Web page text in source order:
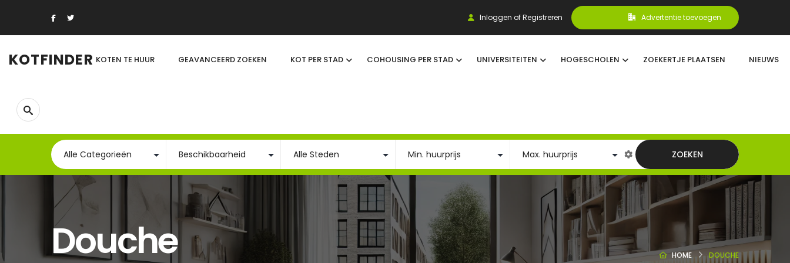
Inloggen of Registreren Advertentie toevoegen
KOTFINDER KOTEN TE HUUR GEAVANCEERD ZOEKEN KOT PER STAD COHOUSING PER STAD UNIVERSITEITEN HOGESCHOLEN ZOEKERTJE PLAATSEN NIEUWS
ZOEKEN
Douche HOME DOUCHE